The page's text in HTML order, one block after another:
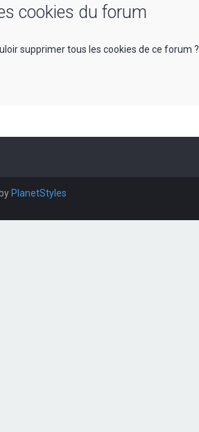
cookies du forum
supprimer tous les cookies de ce forum ?
PlanetStyles